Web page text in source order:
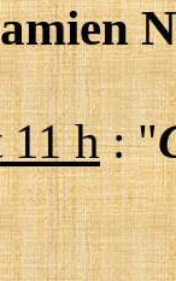
11 h:"